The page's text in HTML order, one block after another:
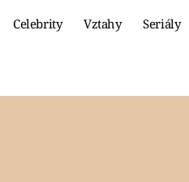
Celebrity Vztahy Seriály